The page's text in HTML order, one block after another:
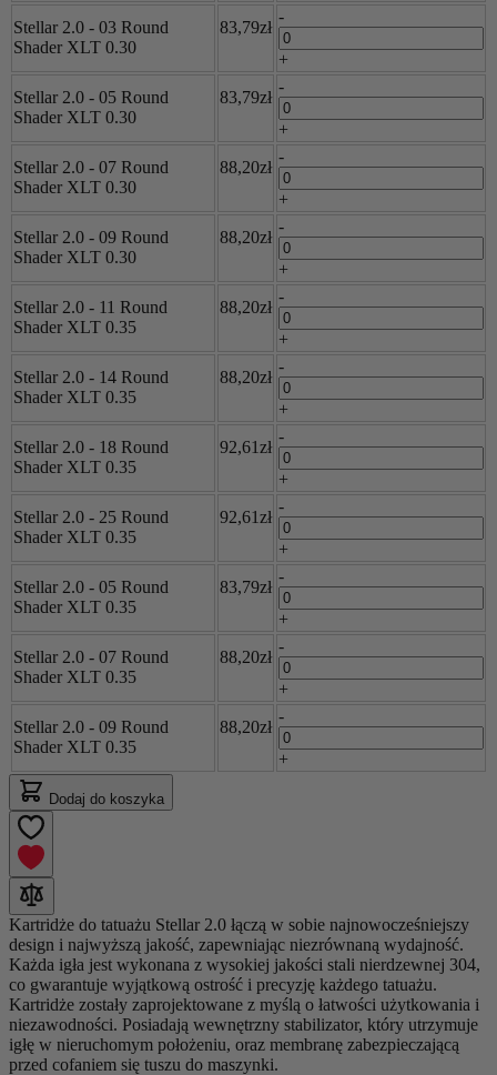
Stellar 2.0 - 03 Round
Shader XLT 0.30
83,79zł
-
+
Stellar 2.0 - 05 Round
Shader XLT 0.30
83,79zł
-
+
Stellar 2.0 - 07 Round
Shader XLT 0.30
88,20zł
-
+
Stellar 2.0 - 09 Round
Shader XLT 0.30
88,20zł
-
+
Stellar 2.0 - 11 Round
Shader XLT 0.35
88,20zł
-
+
Stellar 2.0 - 14 Round
Shader XLT 0.35
88,20zł
-
+
Stellar 2.0 - 18 Round
Shader XLT 0.35
92,61zł
-
+
Stellar 2.0 - 25 Round
Shader XLT 0.35
92,61zł
-
+
Stellar 2.0 - 05 Round
Shader XLT 0.35
83,79zł
-
+
Stellar 2.0 - 07 Round
Shader XLT 0.35
88,20zł
-
+
Stellar 2.0 - 09 Round
Shader XLT 0.35
88,20zł
-
+
Dodaj do koszyka
Kartridże do tatuażu Stellar 2.0 łączą w sobie najnowocześniejszy
design i najwyższą jakość, zapewniając niezrównaną wydajność.
Każda igła jest wykonana z wysokiej jakości stali nierdzewnej 304,
co gwarantuje wyjątkową ostrość i precyzję każdego tatuażu.
Kartridże zostały zaprojektowane z myślą o łatwości użytkowania i
niezawodności. Posiadają wewnętrzny stabilizator, który utrzymuje
igłę w nieruchomym położeniu, oraz membranę zabezpieczającą
przed cofaniem się tuszu do maszynki.